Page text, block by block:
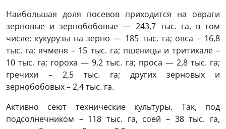
Наибольшая доля посевов приходится на овраги
зерновые и зернобобовые — 243,7 тыс. га, в том
числе: кукурузы на зерно — 185 тыс. га; овса – 16,8
тыс. га; ячменя – 15 тыс. га; пшеницы и тритикале –
10 тыс. га; гороха — 9,2 тыс. га; проса — 2,8 тыс. га;
гречихи – 2,5 тыс. га; других зерновых и
зернобобовых – 2,4 тыс. га.
Активно сеют технические культуры. Так, под
подсолнечником – 118 тыс. га, соей – 38 тыс. га,